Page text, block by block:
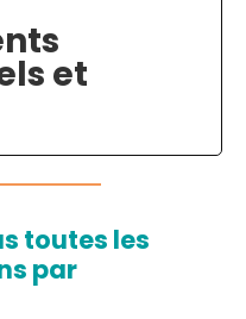
et
toutes les
par